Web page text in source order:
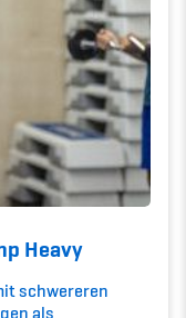
Heavy
schwereren
als